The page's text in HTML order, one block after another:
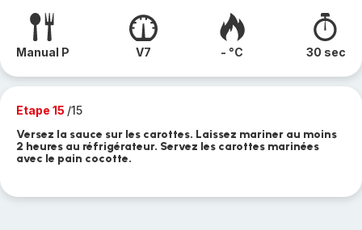
Manual P V7 - °C 30 sec
Etape 15 /15
Versez la sauce sur les carottes. Laissez mariner au moins
2 heures au réfrigérateur. Servez les carottes marinées
avec le pain cocotte.